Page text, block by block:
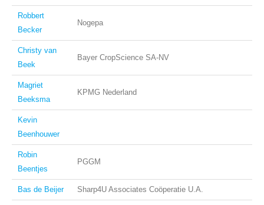
Robbert
Becker
Nogepa
Christy van
Beek
Bayer CropScience SA-NV
Magriet
Beeksma
KPMG Nederland
Kevin
Beenhouwer
Robin
Beentjes
PGGM
Bas de Beijer Sharp4U Associates Coöperatie U.A.